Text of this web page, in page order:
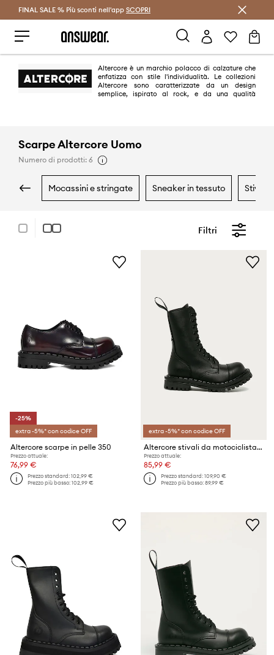
Risparmia con Answear Club >
FINAL SALE % Più sconti nell'app SCOPRI
Altercore è un marchio polacco di calzature che
enfatizza con stile l'individualità. Le collezioni
Altercore sono caratterizzate da un design
semplice, ispirato al rock, e da una qualità
Scarpe Altercore Uomo
Numero di prodotti: 6
mocassini e stringate sneaker in tessuto stivali
Filtri
-25%
extra -5%* con codice OFF
Altercore scarpe in pelle 350
Prezzo attuale:
76,99 €
Prezzo standard:102,99 €
Prezzo più basso:102,99 €
extra -5%* con codice OFF
Altercore stivali da motociclista Vegan
Prezzo attuale:
85,99 €
Prezzo standard:109,90 €
Prezzo più basso:89,99 €